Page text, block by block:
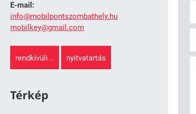
E-mail:
info@mobilpontszombathely.hu
mobilkey@gmail.com
rendkívüli... nyitvatartás
Térkép